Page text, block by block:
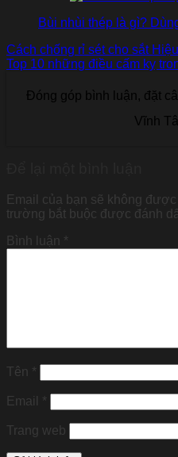
Bùi nhùi thép là gì?
Cách chống rỉ sét cho sắt
Top 10 những điều cấm kỵ
Đóng góp bình luận, đặt
Vĩnh
Email của bạn sẽ không
trường bắt buộc được đánh
Bình luận *
Tên *
Email *
Trang web